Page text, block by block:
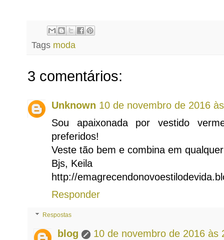
Tags moda
3 comentários:
Unknown 10 de novembro de 2016
Sou apaixonada por vestido
preferidos!
Veste tão bem e combina em
Bjs, Keila
http://
Responder
Respostas
blog
10 de novembro de 2016 às